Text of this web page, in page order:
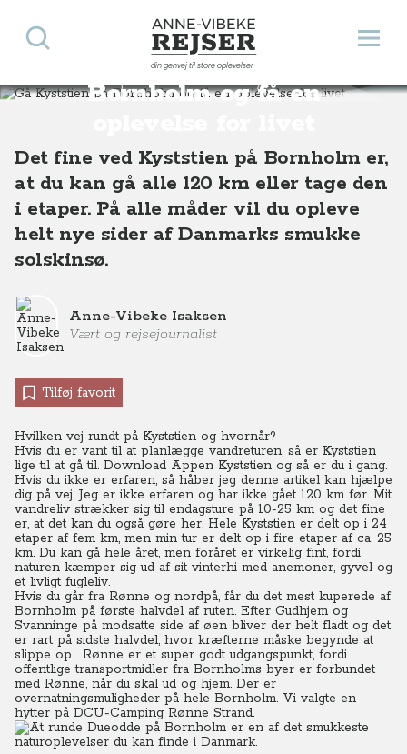
Anne-Vibeke Rejser
din genvej til store oplevelser
Åbn
Søg
Gå Kyststien på
Bornholm og få en
Destinationer Europa Danmark Gå Kyststien på Bornholm og få en oplevelse for livet
Det fine ved Kyststien på Bornholm er,
at du kan gå alle 120 km eller tage den
i etaper. På alle måder vil du opleve
helt nye sider af Danmarks smukke
solskinsø.
Anne-Vibeke Isaksen
Vært og rejsejournalist
Tilføj favorit
Hvilken vej rundt på Kyststien og hvornår?
Hvis du er vant til at planlægge vandreturen, så er Kyststien
lige til at gå til. Download Appen Kyststien og så er du i gang.
Hvis du ikke er erfaren, så håber jeg denne artikel kan hjælpe
dig på vej. Jeg er ikke erfaren og har ikke gået 120 km før. Mit
vandreliv strækker sig til endagsture på 10-25 km og det fine
er, at det kan du også gøre her. Hele Kyststien er delt op i 24
etaper af fem km, men min tur er delt op i fire etaper af ca. 25
km. Du kan gå hele året, men foråret er virkelig fint, fordi
naturen kæmper sig ud af sit vinterhi med anemoner, gyvel og
et livligt fugleliv.
Hvis du går fra Rønne og nordpå, får du det mest kuperede af
Bornholm på første halvdel af ruten. Efter Gudhjem og
Svanninge på modsatte side af øen bliver der helt fladt og det
er rart på sidste halvdel, hvor kræfterne måske begynde at
slippe op. Rønne er et super godt udgangspunkt, fordi
offentlige transportmidler fra Bornholms byer er forbundet
med Rønne, når du skal ud og hjem. Der er
overnatningsmuligheder på hele Bornholm. Vi valgte en
hytter på DCU-Camping Rønne Strand.